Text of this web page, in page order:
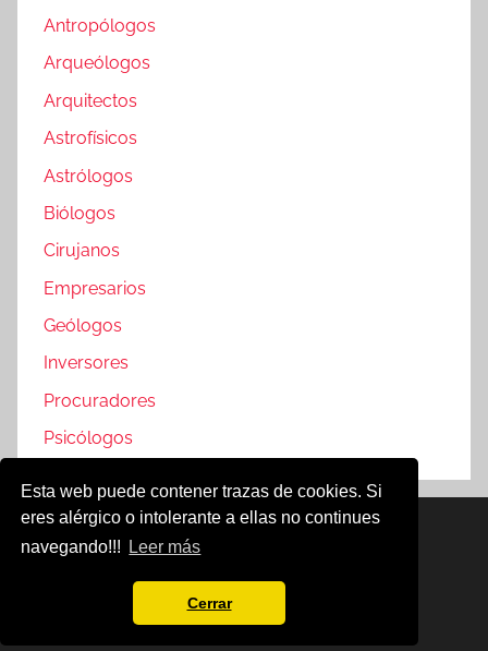
Esta web puede contener trazas de cookies. Si
eres alérgico o intolerante a ellas no continues
navegando!!!
Leer más
Cerrar
Antropólogos
Arqueólogos
Arquitectos
Astrofísicos
Astrólogos
Biólogos
Cirujanos
Empresarios
Geólogos
Inversores
Procuradores
Psicólogos
Famosos @2019
Política de Cookies